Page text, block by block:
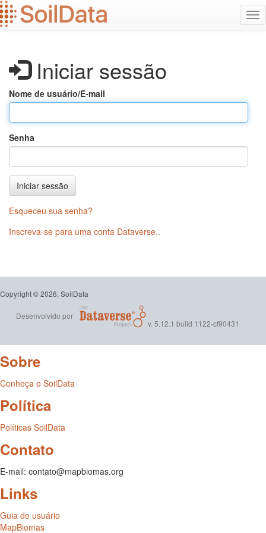
Ir
para
o
Iniciar sessão
Nome de usuário/E-mail
Senha
Iniciar sessão
Esqueceu sua senha?
Inscreva-se para uma conta Dataverse..
Copyright © 2026, SoilData
Desenvolvido por
v. 5.12.1 build 1122-cf90431
Sobre
Conheça o SoilData
Política
Políticas SoilData
Contato
E-mail: contato@mapbiomas.org
Links
Guia do usuário
MapBiomas